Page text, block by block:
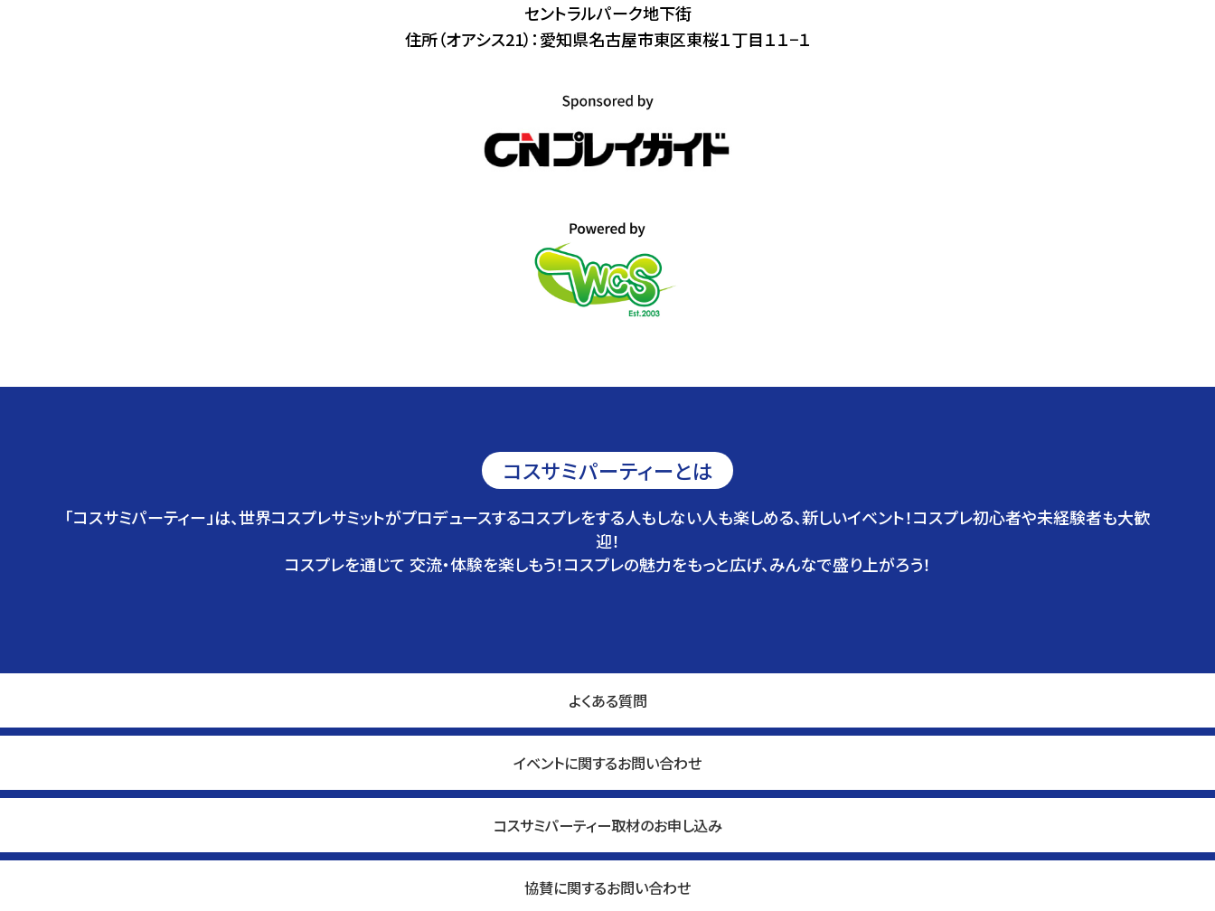
セントラルパーク地下街
住所（オアシス21）：愛知県名古屋市東区東桜１丁目１１−１
コスサミパーティーとは
「コスサミパーティー」は、世界コスプレサミットがプロデュースするコスプレをする人もしない人も楽しめる、新しいイベント！コスプレ初心者や未経験者も大歓
迎！
コスプレを通じて 交流・体験を楽しもう！コスプレの魅力をもっと広げ、みんなで盛り上がろう！
よくある質問
イベントに関するお問い合わせ
コスサミパーティー取材のお申し込み
協賛に関するお問い合わせ